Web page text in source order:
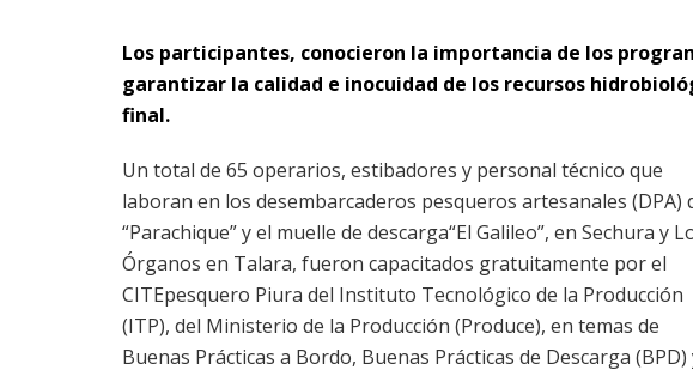
Los participantes, conocieron la importancia de los
garantizar la calidad e inocuidad de los recursos
final.
Un total de 65 operarios, estibadores y personal técnico que
laboran en los desembarcaderos pesqueros artesanales (DPA)
“Parachique” y el muelle de descarga“El Galileo”, en Sechura y
Órganos en Talara, fueron capacitados gratuitamente por el
CITEpesquero Piura del Instituto Tecnológico de la Producción
(ITP), del Ministerio de la Producción (Produce), en temas de
Buenas Prácticas a Bordo, Buenas Prácticas de Descarga (BPD)